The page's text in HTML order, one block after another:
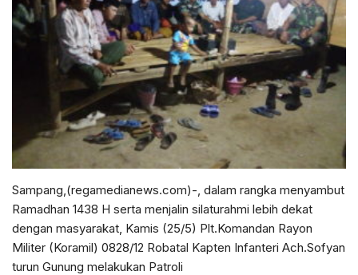
Sampang,(regamedianews.com)-, dalam rangka menyambut
Ramadhan 1438 H serta menjalin silaturahmi lebih dekat
dengan masyarakat, Kamis (25/5) Plt.Komandan Rayon
Militer (Koramil) 0828/12 Robatal Kapten Infanteri Ach.Sofyan
turun Gunung melakukan Patroli